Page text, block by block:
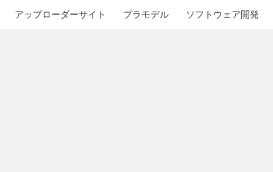
アップローダーサイト プラモデル ソフトウェア開発